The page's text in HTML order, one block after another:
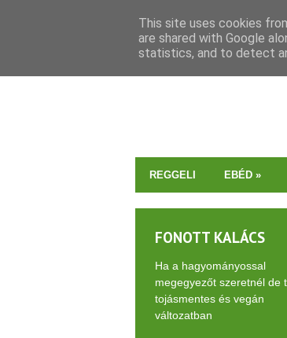
REGGELI EBÉD »
FONOTT KALÁCS
Ha a hagyományossal
megegyezőt szeretnél de
tojásmentes és vegán
változatban
This site uses cookies
are shared with Google
statistics, and to detect